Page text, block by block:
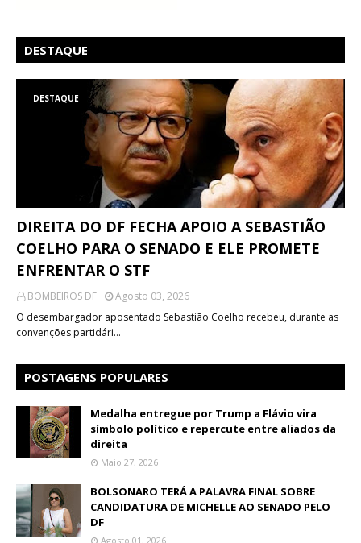
DESTAQUE
DESTAQUE
DIREITA DO DF FECHA APOIO A SEBASTIÃO
COELHO PARA O SENADO E ELE PROMETE
ENFRENTAR O STF
BOMBEIROS DF
Agosto 03, 2026
O desembargador aposentado Sebastião Coelho recebeu, durante as
convenções partidári…
POSTAGENS POPULARES
Medalha entregue por Trump a Flávio vira
símbolo político e repercute entre aliados da
direita
Maio 27, 2026
BOLSONARO TERÁ A PALAVRA FINAL SOBRE
CANDIDATURA DE MICHELLE AO SENADO PELO
DF
Agosto 01, 2026